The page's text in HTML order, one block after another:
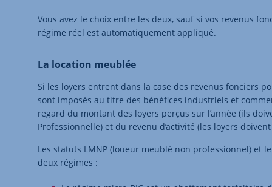
Vous avez le choix entre les deux, sauf si vos revenus
régime réel est automatiquement appliqué.
La location meublée
Si les loyers entrent dans la case des revenus fonciers
sont imposés au titre des bénéfices industriels et
regard du montant des loyers perçus sur l’année (ils
Professionnelle) et du revenu d’activité (les loyers
Les statuts LMNP (loueur meublé non professionnel) et
deux régimes :